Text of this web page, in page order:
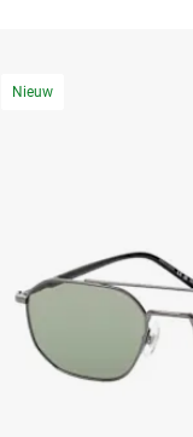
Nieuw